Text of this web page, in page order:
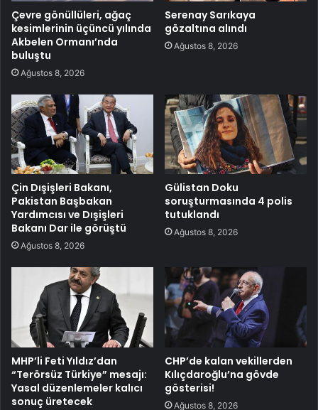
Çevre gönüllüleri, ağaç
kesimlerinin üçüncü yılında
Akbelen Ormanı’nda
buluştu
Ağustos 8, 2026
Serenay Sarıkaya
gözaltına alındı
Ağustos 8, 2026
Çin Dışişleri Bakanı,
Pakistan Başbakan
Yardımcısı ve Dışişleri
Bakanı Dar ile görüştü
Ağustos 8, 2026
Gülistan Doku
soruşturmasında 4 polis
tutuklandı
Ağustos 8, 2026
MHP’li Feti Yıldız’dan
“Terörsüz Türkiye” mesajı:
Yasal düzenlemeler kalıcı
sonuç üretecek
CHP’de kalan vekillerden
Kılıçdaroğlu’na gövde
gösterisi!
Ağustos 8, 2026